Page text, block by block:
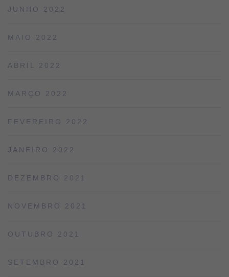
JUNHO 2022
MAIO 2022
ABRIL 2022
MARÇO 2022
FEVEREIRO 2022
JANEIRO 2022
DEZEMBRO 2021
NOVEMBRO 2021
OUTUBRO 2021
SETEMBRO 2021